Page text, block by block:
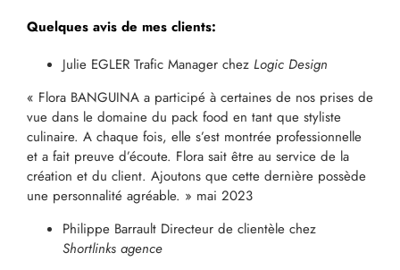
Quelques avis de mes clients:
Julie EGLER Trafic Manager chez Logic Design
« Flora BANGUINA a participé à certaines de nos prises de
vue dans le domaine du pack food en tant que styliste
culinaire. A chaque fois, elle s’est montrée professionnelle
et a fait preuve d’écoute. Flora sait être au service de la
création et du client. Ajoutons que cette dernière possède
une personnalité agréable. » mai 2023
Philippe Barrault Directeur de clientèle chez
Shortlinks agence